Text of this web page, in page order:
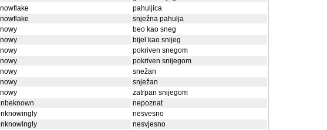
pahuljica
snježna pahulja
beo kao sneg
bijel kao snijeg
pokriven snegom
pokriven snijegom
snežan
snježan
zatrpan snijegom
nepoznat
nesvesno
nesvjesno